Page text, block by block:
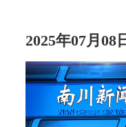
2025年07月08